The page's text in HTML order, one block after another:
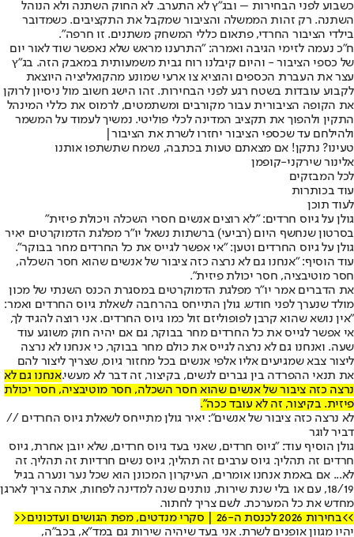
כשבוע לפני הבחירות – ובג״ץ לא התערב. לא החוק השתנה ולא הנוהל
השתנה. רק זהות הממשלה והציבור שמקבל את התקציבים. כשמדובר
בילדי הציבור החרדי, פתאום כללי המשחק משתנים. זו חרפה".
ח"כ נעמה לזימי הגיבה ואמרה: "התרענו מראש שלא נאפשר שוד לאור יום
של כספי הציבור - והיום קיבלנו רוח גבית משמעותית במאבק הזה. בג"ץ
עצר את העברת הכספים והוציא צו ארעי שמונע מהקואליציה היוצאת
לקבוע עובדות בשטח רגע לפני הבחירות. זהו הישג חשוב מול ניסיון לרוקן
את הקופה הציבורית עבור מקורבים ומשתמטים, לרמוס את כללי המינהל
התקין ולהפוך את תקציב המדינה לכלי פוליטי. נמשיך לעמוד על המשמר
ולהילחם עד שכספי הציבור יחזרו לשרת את הציבור|
טעינו? נתקן! אם מצאתם טעות בכתבה, נשמח שתשתפו אותנו
אלינור שירקני-קופמן
לכל המבזקים
עוד בכותרות
לעוד תוכן
גולן על גיוס חרדים: "לא רוצים אנשים חסרי השכלה ויכולת פיזית"
בסרטון שנחשף היום (רביעי) ברשתות נשאל יו"ר מפלגת הדמוקרטים יאיר
גולן על גיוס החרדים וטען: "אי אפשר לגייס את כל החרדים מחר בבוקר".
עוד הוסיף: "אנחנו גם לא נרצה כזה ציבור של אנשים שהוא חסר השכלה,
חסר מוטיבציה, חסר יכולת פיזית".
את הדברים אמר יו"ר מפלגת הדמוקרטים במסגרת הכנס השנתי של מכון
מולד שנערך לפני חודש. גולן התייחס בהרחבה לשאלת גיוס החרדים ואמר:
"אין נושא שהוא קרבן לפופוליזם זול כמו גיוס החרדים. אני רוצה להגיד לך,
אי אפשר לגייס את כל החרדים מחר בבוקר, גם אם יהיה חוק משוגע עוד
שעה. ואנחנו גם לא נרצה לגייס את כולם מחר בבוקר, כי אנחנו לא נרצה
ליצור צבא שמגיעים אליו אלפי אנשים בכל מחזור גיוס, שצריך ליצור להם
את תנאי ההפרדה בין גברים לנשים, בקיצור, זה דבר לא מעשי.אנחנו גם לא
נרצה כזה ציבור של אנשים שהוא חסר השכלה, חסר מוטיבציה, חסר יכולת
פיזית. בקיצור, זה לא עובד ככה".
לא נרצה כזה ציבור של אנשים": יאיר גולן מתייחס לשאלת גיוס החרדים //
דביר לוגר
גולן הוסיף עוד: "גיוס חרדים, שאני בעד גיוס חרדים, שלא יובן אחרת, גיוס
חרדים זה תהליך. גיוס ערבים זה תהליך, גיוס נשים חרדיות זה תהליך. זה
לא... אם באמת אנחנו אומרים, העיקרון המכונן הוא שכל נער ונערה בגיל
18/19, עם או בלי שנת שירות, נותנים שנה למדינה לפחות, אתה צריך לארגן
מחדש את כל המערכת. לשם צריך לחתור.
>>בחירות 2026 לכנסת ה-26 | סקרי מנדטים, מפת הגושים ועדכונים<<
יהיו מגוון אופנים לשרת. אני בעד שיהיה שירות גם במד"א, בכב"ה,